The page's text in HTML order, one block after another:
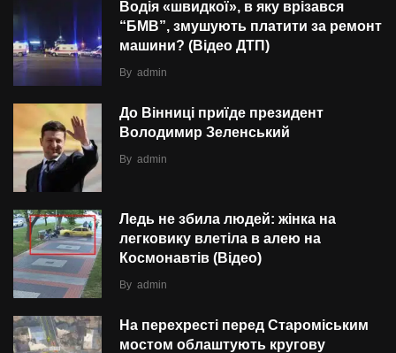
Водія «швидкої», в яку врізався
“БMВ”, змушують платити за ремонт
машини? (Відео ДТП)
By admin
До Вінниці приїде президент
Володимир Зеленський
By admin
Ледь не збила людей: жінка на
легковику влетіла в алею на
Космонавтів (Відео)
By admin
На перехресті перед Староміським
мостом облаштують кругову